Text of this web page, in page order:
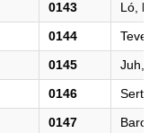
0143 Ló,
0144
0145 Juh,
0146
0147